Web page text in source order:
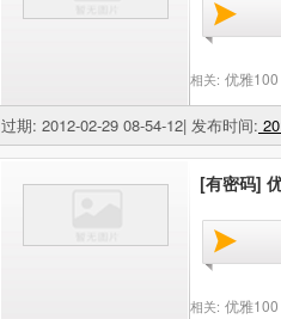
相关: 优雅
过期: 2012-02-29 08-54-12| 发布时间:
[有密码]
相关: 优雅